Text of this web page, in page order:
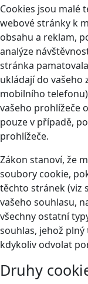
Cookies jsou malé
webové stránky k
obsahu a reklam,
analýze
stránka
ukládají do vašeho
mobilního
vašeho prohlížeče
pouze v případě,
prohlížeče.
Zákon stanoví, že
soubory cookie,
těchto stránek (viz
vašeho souhlasu,
všechny ostatní
souhlas, jehož
kdykoliv odvolat
Druhy